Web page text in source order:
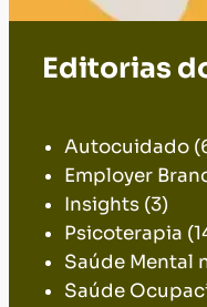
Editorias
Autocuidado
Employer
Insights (3)
Psicoterapia
Saúde Mental
Saúde